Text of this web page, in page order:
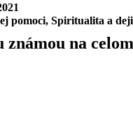
pomoci Spiritualita a
známou na